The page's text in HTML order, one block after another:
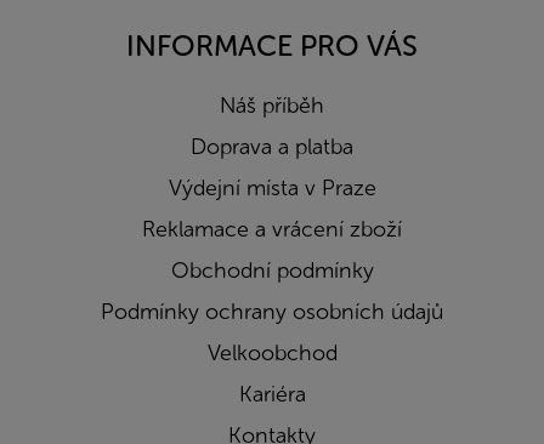
INFORMACE PRO VÁS
Náš příběh
Doprava a platba
Výdejní místa v Praze
Reklamace a vrácení zboží
Obchodní podmínky
Podmínky ochrany osobních údajů
Velkoobchod
Kariéra
Kontakty